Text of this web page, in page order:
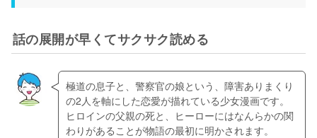
話の展開が早くてサクサク読める
極道の息子と、警察官の娘という、障害ありまくり
の2人を軸にした恋愛が描れている少女漫画です。
ヒロインの父親の死と、ヒーローにはなんらかの関
わりがあることが物語の最初に明かされます。